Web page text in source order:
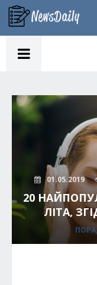
01.05.2019
20
ЛІТА,